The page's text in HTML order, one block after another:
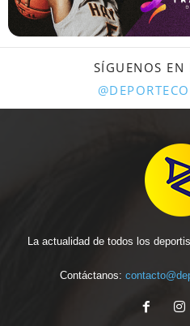
SÍGUENOS EN
La actualidad de todos los
Contáctanos: